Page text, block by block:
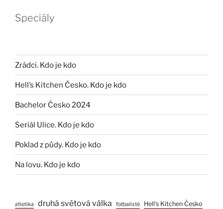
Speciály
Zrádci. Kdo je kdo
Hell’s Kitchen Česko. Kdo je kdo
Bachelor Česko 2024
Seriál Ulice. Kdo je kdo
Poklad z půdy. Kdo je kdo
Na lovu. Kdo je kdo
atletika druhá světová válka fotbalisté Hell’s Kitchen Česko